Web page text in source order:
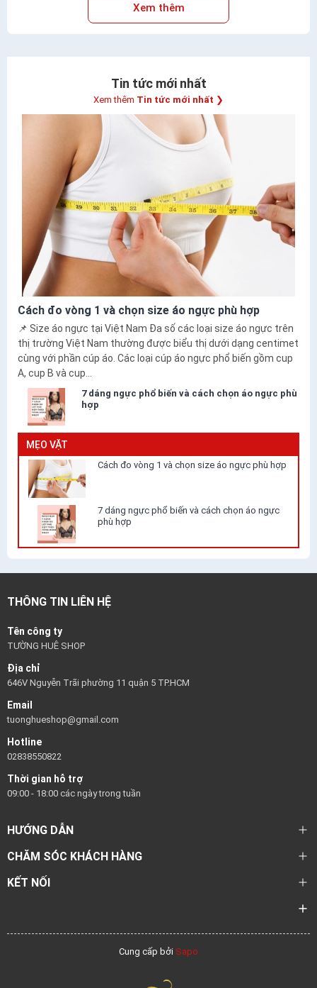
Xem thêm
Tin tức mới nhất
Xem thêm Tin tức mới nhất ❯
Cách đo vòng 1 và chọn size áo ngực phù hợp
📌 Size áo ngực tại Việt Nam Đa số các loại size áo ngực trên
thị trường Việt Nam thường được biểu thị dưới dạng centimet
cùng với phần cúp áo. Các loại cúp áo ngực phổ biến gồm cup
A, cup B và cup...
7 dáng ngực phổ biến và cách chọn áo ngực phù
hợp
MẸO VẶT
Cách đo vòng 1 và chọn size áo ngực phù hợp
7 dáng ngực phổ biến và cách chọn áo ngực
phù hợp
THÔNG TIN LIÊN HỆ
Tên công ty
TƯỜNG HUÊ SHOP
Địa chỉ
646V Nguyễn Trãi phường 11 quận 5 TP.HCM
Email
tuonghueshop@gmail.com
Hotline
02838550822
Thời gian hỗ trợ
09:00 - 18:00 các ngày trong tuần
HƯỚNG DẪN
CHĂM SÓC KHÁCH HÀNG
KẾT NỐI
Cung cấp bởi Sapo